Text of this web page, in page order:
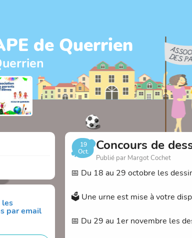
de Querrien
les
par email
19
Oct.
Concours de
Publié par Margot Cochet
📅 Du 18 au 29 octobre les
🗳️ Une urne est mise à votre
📅 Du 29 au 1er novembre les